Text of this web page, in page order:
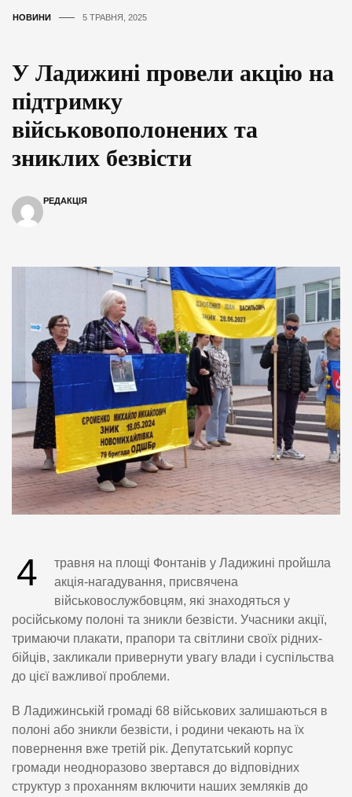
НОВИНИ 5 ТРАВНЯ, 2025
У Ладижині провели акцію на
підтримку
військовополонених та
зниклих безвісти
РЕДАКЦІЯ
4
травня на площі Фонтанів у Ладижині пройшла
акція-нагадування, присвячена
військовослужбовцям, які знаходяться у
російському полоні та зникли безвісти. Учасники акції,
тримаючи плакати, прапори та світлини своїх рідних-
бійців, закликали привернути увагу влади і суспільства
до цієї важливої проблеми.
В Ладижинській громаді 68 військових залишаються в
полоні або зникли безвісти, і родини чекають на їх
повернення вже третій рік. Депутатський корпус
громади неодноразово звертався до відповідних
структур з проханням включити наших земляків до